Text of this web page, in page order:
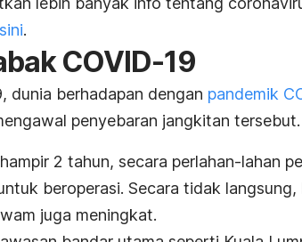
.
COVID-19
dunia berhadapan dengan pandemik
penyebaran jangkitan tersebut.
2 tahun, secara perlahan-lahan
beroperasi. Secara tidak langsung,
juga meningkat.